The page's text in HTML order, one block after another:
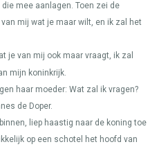
mee aanlagen. Toen zei de
mij wat je maar wilt, en ik zal het
je van mij ook maar vraagt, ik zal
mijn koninkrijk.
haar moeder: Wat zal ik vragen?
de Doper.
liep haastig naar de koning toe
op een schotel het hoofd van